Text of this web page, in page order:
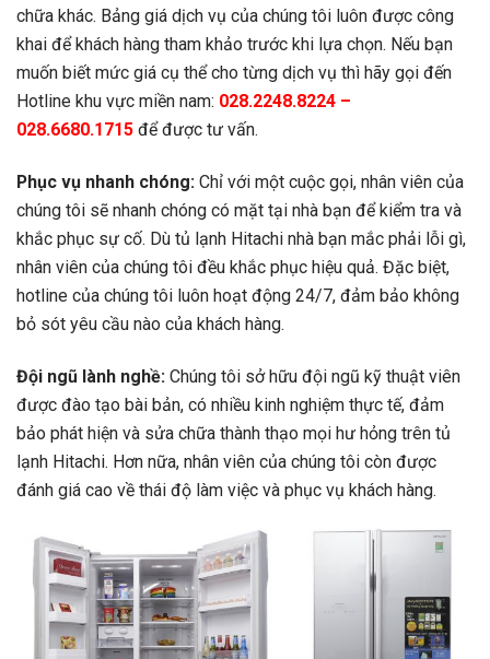
chữa khác. Bảng giá dịch vụ của chúng tôi luôn được công
khai để khách hàng tham khảo trước khi lựa chọn. Nếu bạn
muốn biết mức giá cụ thể cho từng dịch vụ thì hãy gọi đến
Hotline khu vực miền nam: 028.2248.8224 –
028.6680.1715 để được tư vấn.
Phục vụ nhanh chóng: Chỉ với một cuộc gọi, nhân viên của
chúng tôi sẽ nhanh chóng có mặt tại nhà bạn để kiểm tra và
khắc phục sự cố. Dù tủ lạnh Hitachi nhà bạn mắc phải lỗi gì,
nhân viên của chúng tôi đều khắc phục hiệu quả. Đặc biệt,
hotline của chúng tôi luôn hoạt động 24/7, đảm bảo không
bỏ sót yêu cầu nào của khách hàng.
Đội ngũ lành nghề: Chúng tôi sở hữu đội ngũ kỹ thuật viên
được đào tạo bài bản, có nhiều kinh nghiệm thực tế, đảm
bảo phát hiện và sửa chữa thành thạo mọi hư hỏng trên tủ
lạnh Hitachi. Hơn nữa, nhân viên của chúng tôi còn được
đánh giá cao về thái độ làm việc và phục vụ khách hàng.